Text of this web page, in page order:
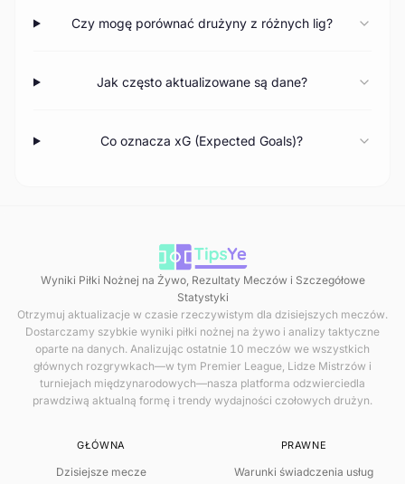
Czy mogę porównać drużyny z różnych lig?
Jak często aktualizowane są dane?
Co oznacza xG (Expected Goals)?
Wyniki Piłki Nożnej na Żywo, Rezultaty Meczów i Szczegółowe
Statystyki
Otrzymuj aktualizacje w czasie rzeczywistym dla dzisiejszych meczów.
Dostarczamy szybkie wyniki piłki nożnej na żywo i analizy taktyczne
oparte na danych. Analizując ostatnie 10 meczów we wszystkich
głównych rozgrywkach—w tym Premier League, Lidze Mistrzów i
turniejach międzynarodowych—nasza platforma odzwierciedla
prawdziwą aktualną formę i trendy wydajności czołowych drużyn.
GŁÓWNA
Dzisiejsze mecze
PRAWNE
Warunki świadczenia usług